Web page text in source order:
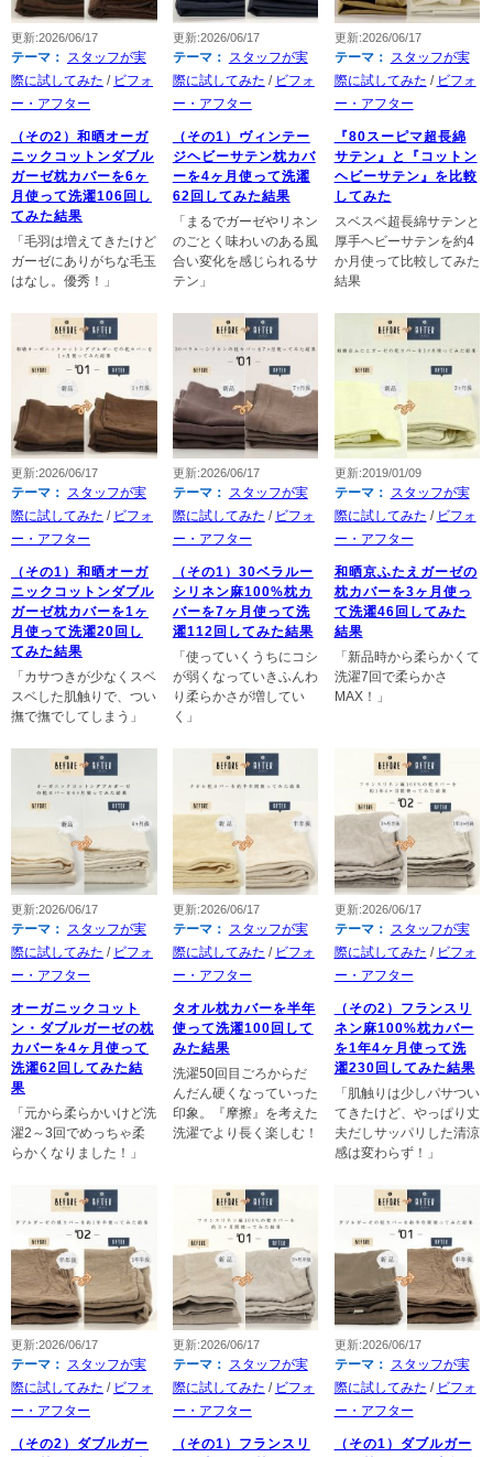
更新:2026/06/17
テーマ：
スタッフが実
際に試してみた / ビフォ
ー・アフター
（その2）和晒オーガ
ニックコットンダブル
ガーゼ枕カバーを6ヶ
月使って洗濯106回し
てみた結果
「毛羽は増えてきたけど
ガーゼにありがちな毛玉
はなし。優秀！」
更新:2026/06/17
テーマ：
スタッフが実
際に試してみた / ビフォ
ー・アフター
（その1）ヴィンテー
ジヘビーサテン枕カバ
ーを4ヶ月使って洗濯
62回してみた結果
「まるでガーゼやリネン
のごとく味わいのある風
合い変化を感じられるサ
テン」
更新:2026/06/17
テーマ：
スタッフが実
際に試してみた / ビフォ
ー・アフター
『80スーピマ超長綿
サテン』と『コットン
ヘビーサテン』を比較
してみた
スベスベ超長綿サテンと
厚手ヘビーサテンを約4
か月使って比較してみた
結果
更新:2026/06/17
テーマ： スタッフが実
際に試してみた / ビフォ
ー・アフター
（その1）和晒オーガ
ニックコットンダブル
ガーゼ枕カバーを1ヶ
月使って洗濯20回し
てみた結果
「カサつきが少なくスベ
スベした肌触りで、つい
撫で撫でしてしまう」
更新:2026/06/17
テーマ： スタッフが実
際に試してみた / ビフォ
ー・アフター
（その1）30ベラルー
シリネン麻100%枕カ
バーを7ヶ月使って洗
濯112回してみた結果
「使っていくうちにコシ
が弱くなっていきふんわ
り柔らかさが増してい
く」
更新:2019/01/09
テーマ： スタッフが実
際に試してみた / ビフォ
ー・アフター
和晒京ふたえガーゼの
枕カバーを3ヶ月使っ
て洗濯46回してみた
結果
「新品時から柔らかくて
洗濯7回で柔らかさ
MAX！」
更新:2026/06/17
テーマ： スタッフが実
際に試してみた / ビフォ
ー・アフター
オーガニックコット
ン・ダブルガーゼの枕
カバーを4ヶ月使って
洗濯62回してみた結
果
「元から柔らかいけど洗
濯2～3回でめっちゃ柔
らかくなりました！」
更新:2026/06/17
テーマ： スタッフが実
際に試してみた / ビフォ
ー・アフター
タオル枕カバーを半年
使って洗濯100回して
みた結果
洗濯50回目ごろからだ
んだん硬くなっていった
印象。『摩擦』を考えた
洗濯でより長く楽しむ！
更新:2026/06/17
テーマ： スタッフが実
際に試してみた / ビフォ
ー・アフター
（その2）フランスリ
ネン麻100%枕カバー
を1年4ヶ月使って洗
濯230回してみた結果
「肌触りは少しパサつい
てきたけど、やっぱり丈
夫だしサッパリした清涼
感は変わらず！」
更新:2026/06/17
テーマ： スタッフが実
際に試してみた / ビフォ
ー・アフター
（その2）ダブルガー
更新:2026/06/17
テーマ： スタッフが実
際に試してみた / ビフォ
ー・アフター
（その1）フランスリ
更新:2026/06/17
テーマ： スタッフが実
際に試してみた / ビフォ
ー・アフター
（その1）ダブルガー